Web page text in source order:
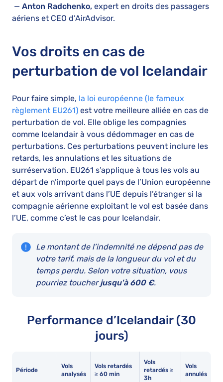
— Anton Radchenko, expert en droits des passagers
aériens et CEO d’AirAdvisor.
Vos droits en cas de
perturbation de vol Icelandair
Pour faire simple, la loi européenne (le fameux
règlement EU261) est votre meilleure alliée en cas de
perturbation de vol. Elle oblige les compagnies
comme Icelandair à vous dédommager en cas de
perturbations. Ces perturbations peuvent inclure les
retards, les annulations et les situations de
surréservation. EU261 s’applique à tous les vols au
départ de n’importe quel pays de l’Union européenne
et aux vols arrivant dans l’UE depuis l’étranger si la
compagnie aérienne exploitant le vol est basée dans
l’UE, comme c’est le cas pour Icelandair.
Le montant de l’indemnité ne dépend pas de
votre tarif, mais de la longueur du vol et du
temps perdu. Selon votre situation, vous
pourriez toucherjusqu'à 600 €.
Performance d’Icelandair (30
jours)
Période
Vols
analysés
Vols retardés
≥ 60 min
Vols
retardés ≥
3h
Vols
annulés